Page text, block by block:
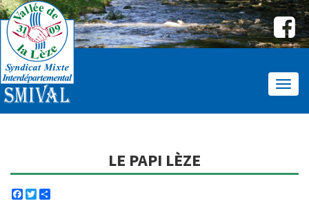
le
menu
LE PAPI LÈZE
Facebook
Twitter